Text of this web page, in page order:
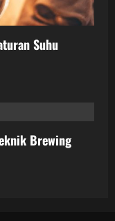
Suhu
Brewing